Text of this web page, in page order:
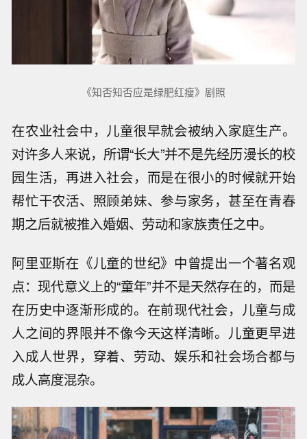
《知否知否应是绿肥红瘦》剧照
在农业社会中，儿童很早就会被纳入家庭生产。
对许多人来说，所谓“长大”并不是先经历漫长的校
园生活，再进入社会，而是在很小的时候就开始
帮忙干农活、照顾弟妹、参与家务，甚至在青春
期之后就被推入婚姻、劳动和家族责任之中。
阿里亚斯在《儿童的世纪》中曾提出一个著名观
点：现代意义上的“童年”并不是天然存在的，而是
在历史中逐渐形成的。在前现代社会，儿童与成
人之间的界限并不像今天这样清晰。儿童更早进
入成人世界，穿着、劳动、娱乐和社会场合都与
成人高度混杂。